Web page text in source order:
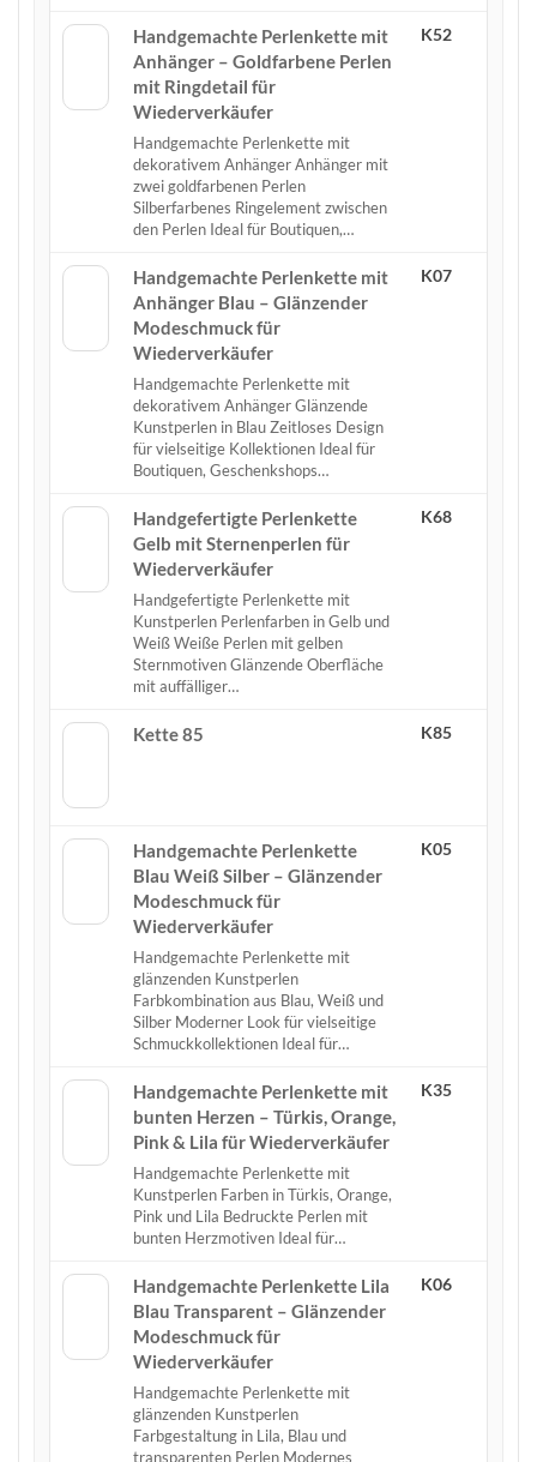
Handgemachte Perlenkette mit
Anhänger – Goldfarbene Perlen
mit Ringdetail für
Wiederverkäufer
Handgemachte Perlenkette mit
dekorativem Anhänger Anhänger mit
zwei goldfarbenen Perlen
Silberfarbenes Ringelement zwischen
den Perlen Ideal für Boutiquen,…
K52
Handgemachte Perlenkette mit
Anhänger Blau – Glänzender
Modeschmuck für
Wiederverkäufer
Handgemachte Perlenkette mit
dekorativem Anhänger Glänzende
Kunstperlen in Blau Zeitloses Design
für vielseitige Kollektionen Ideal für
Boutiquen, Geschenkshops…
K07
Handgefertigte Perlenkette
Gelb mit Sternenperlen für
Wiederverkäufer
Handgefertigte Perlenkette mit
Kunstperlen Perlenfarben in Gelb und
Weiß Weiße Perlen mit gelben
Sternmotiven Glänzende Oberfläche
mit auffälliger…
K68
Kette 85 K85
Handgemachte Perlenkette
Blau Weiß Silber – Glänzender
Modeschmuck für
Wiederverkäufer
Handgemachte Perlenkette mit
glänzenden Kunstperlen
Farbkombination aus Blau, Weiß und
Silber Moderner Look für vielseitige
Schmuckkollektionen Ideal für…
K05
Handgemachte Perlenkette mit
bunten Herzen – Türkis, Orange,
Pink & Lila für Wiederverkäufer
Handgemachte Perlenkette mit
Kunstperlen Farben in Türkis, Orange,
Pink und Lila Bedruckte Perlen mit
bunten Herzmotiven Ideal für…
K35
Handgemachte Perlenkette Lila
Blau Transparent – Glänzender
Modeschmuck für
Wiederverkäufer
Handgemachte Perlenkette mit
glänzenden Kunstperlen
Farbgestaltung in Lila, Blau und
transparenten Perlen Modernes
K06